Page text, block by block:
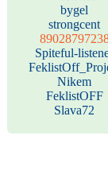
bygel
strongcent
Spiteful-
Nikem
FeklistOFF
Slava72